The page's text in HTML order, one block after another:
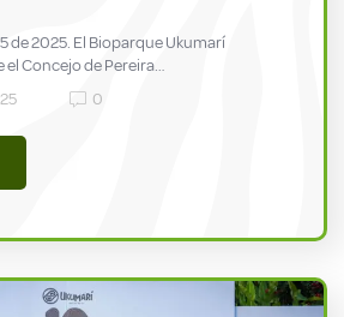
de 2025. El Bioparque Ukumarí
Concejo de Pereira…
0